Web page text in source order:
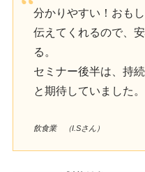
分かりやすい！おも
伝えてくれるので、
る。
セミナー後半は、持
と期待していました。
飲食業 （I.Sさん）